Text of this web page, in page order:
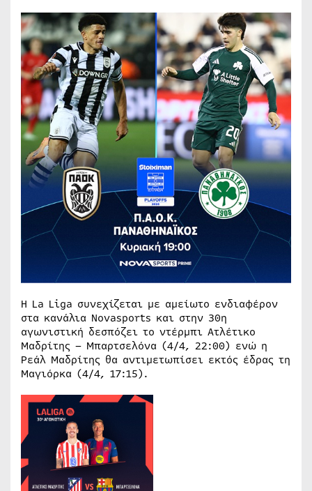
Η La Liga συνεχίζεται με αμείωτο ενδιαφέρον
στα κανάλια Novasports και στην 30η
αγωνιστική δεσπόζει το ντέρμπι Ατλέτικο
Μαδρίτης – Μπαρτσελόνα (4/4, 22:00) ενώ η
Ρεάλ Μαδρίτης θα αντιμετωπίσει εκτός έδρας τη
Μαγιόρκα (4/4, 17:15).